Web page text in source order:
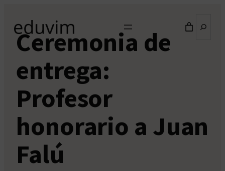
contenido
Ceremonia de
entrega:
Profesor
honorario a Juan
Falú